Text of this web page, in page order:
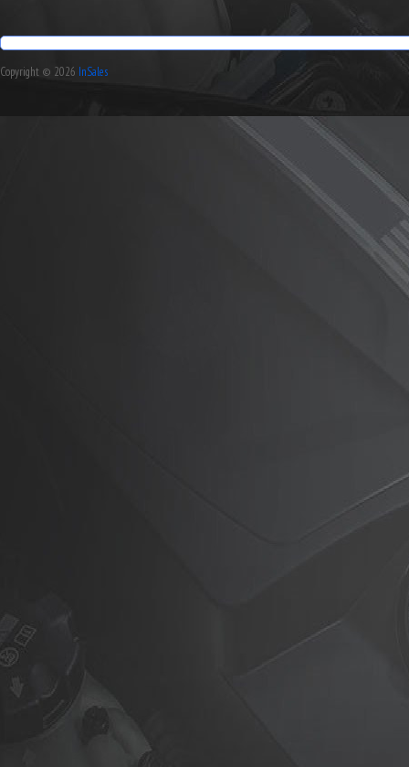
Copyright © 2026 InSales